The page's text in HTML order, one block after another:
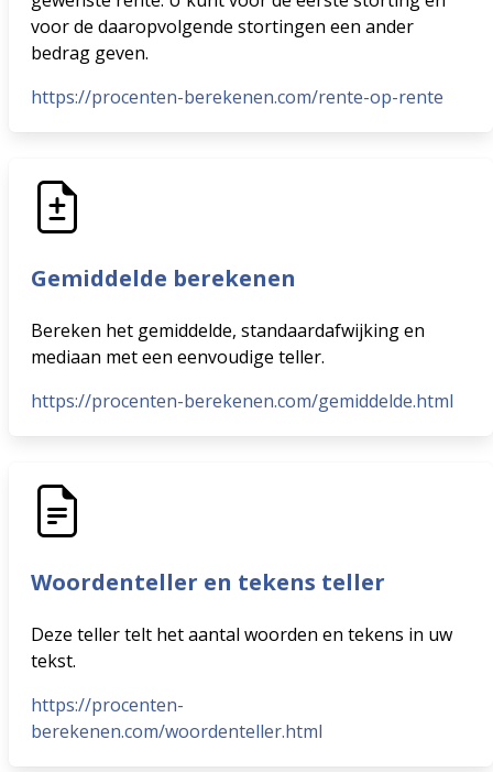
voor de daaropvolgende stortingen een ander
bedrag geven.
https://procenten-berekenen.com/rente-op-rente
Gemiddelde berekenen
Bereken het gemiddelde, standaardafwijking en
mediaan met een eenvoudige teller.
https://procenten-berekenen.com/gemiddelde.html
Woordenteller en tekens teller
Deze teller telt het aantal woorden en tekens in uw
tekst.
https://procenten-
berekenen.com/woordenteller.html